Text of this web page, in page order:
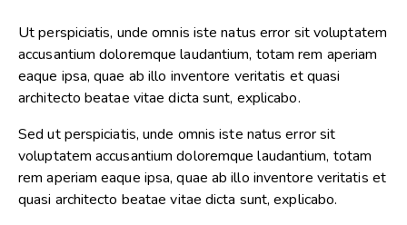
Ut perspiciatis, unde omnis iste natus error sit voluptatem
accusantium doloremque laudantium, totam rem aperiam
eaque ipsa, quae ab illo inventore veritatis et quasi
architecto beatae vitae dicta sunt, explicabo.
Sed ut perspiciatis, unde omnis iste natus error sit
voluptatem accusantium doloremque laudantium, totam
rem aperiam eaque ipsa, quae ab illo inventore veritatis et
quasi architecto beatae vitae dicta sunt, explicabo.